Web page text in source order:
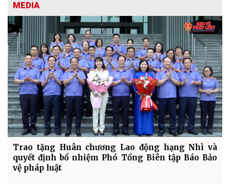
MEDIA
Trao tặng Huân chương Lao động hạng Nhì và
quyết định bổ nhiệm Phó Tổng Biên tập Báo Bảo
vệ pháp luật